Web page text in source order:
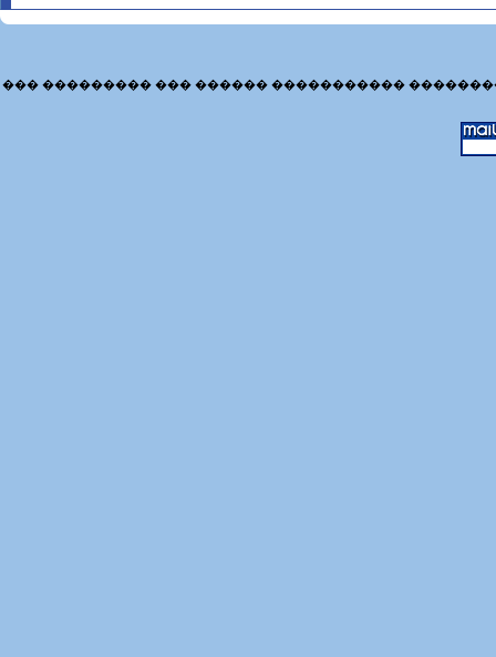
��� ��������� ��� ������ �����������